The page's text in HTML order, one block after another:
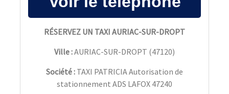
RÉSERVEZ UN TAXI AURIAC-SUR-DROPT
Ville :AURIAC-SUR-DROPT (47120)
Société : TAXI PATRICIA Autorisation de
stationnement ADS LAFOX 47240